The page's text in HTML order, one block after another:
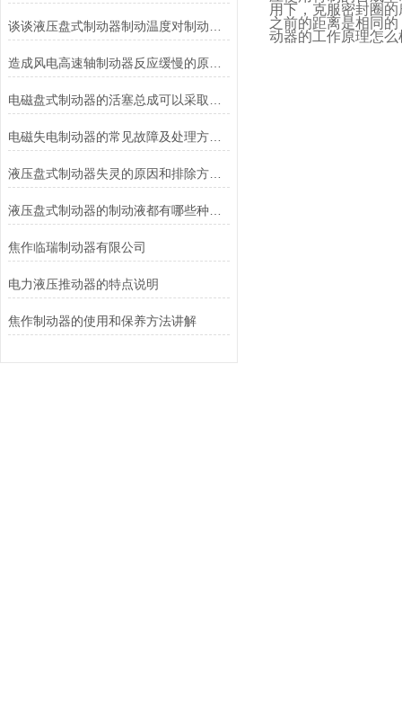
造成风电高速轴制动器反应缓慢的原因有哪些？
电磁失电制动器的常见故障及处理方法讲解
液压盘式制动器失灵的原因和排除方法介绍
液压盘式制动器的制动液都有哪些种类？
焦作临瑞制动器有限公司
电力液压推动器的特点说明
焦作制动器的使用和保养方法讲解
用下，克服密封圈
之前的距离是相同
动器的工作原理怎